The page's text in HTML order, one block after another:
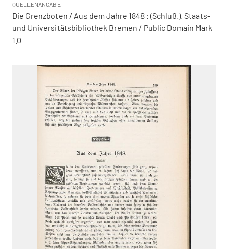
QUELLENANGABE
Die Grenzboten / Aus dem Jahre 1848 : (Schluß.). Staats-
und Universitätsbibliothek Bremen / Public Domain Mark
1.0